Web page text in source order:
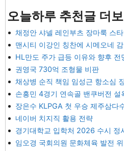
오늘하루 추천글 더보
채정안 샤넬 레인부츠 장마룩 스
맨시티 이강인 칭찬에 시메오네
HL만도 주가 급등 이유와 향후 전
권영국 730억 조형물 비판
채상병 순직 책임 임성근 항소심
손흥민 4경기 연속골 밴쿠버전 설
장은수 KLPGA 첫 우승 제주삼다
네이버 치지직 활용 전략
경기대학교 입학처 2026 수시 정
임오경 국회의원 문화체육 발전